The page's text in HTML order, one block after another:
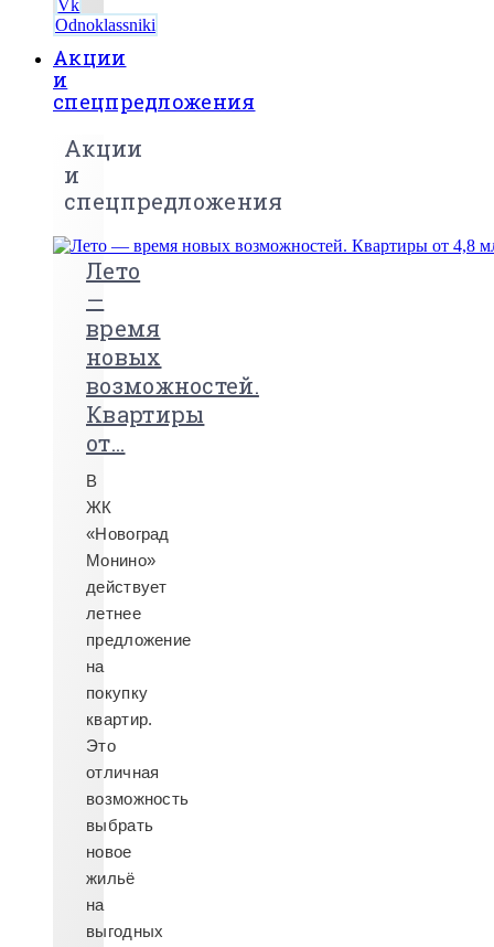
Vk
Odnoklassniki
Акции
и
спецпредложения
Акции
и
спецпредложения
Лето
—
время
новых
возможностей.
Квартиры
от...
В
ЖК
«Новоград
Монино»
действует
летнее
предложение
на
покупку
квартир.
Это
отличная
возможность
выбрать
новое
жильё
на
выгодных